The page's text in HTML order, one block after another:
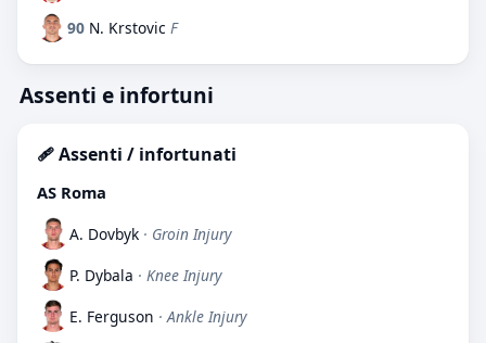
90 N. Krstovic F
Assenti e infortuni
🩹 Assenti / infortunati
AS Roma
A. Dovbyk · Groin Injury
P. Dybala · Knee Injury
E. Ferguson · Ankle Injury